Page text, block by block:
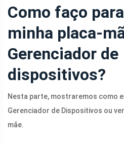
Como faço
minha placa-
Gerenciador de
dispositivos?
Nesta parte, mostraremos como
Gerenciador de Dispositivos ou
mãe.